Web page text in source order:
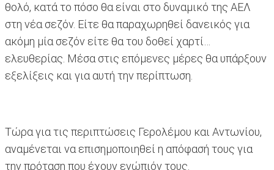
θολό, κατά το πόσο θα είναι στο δυναμικό της ΑΕΛ
στη νέα σεζόν. Είτε θα παραχωρηθεί δανεικός για
ακόμη μία σεζόν είτε θα του δοθεί χαρτί…
ελευθερίας. Μέσα στις επόμενες μέρες θα υπάρξουν
εξελίξεις και για αυτή την περίπτωση.
Τώρα για τις περιπτώσεις Γερολέμου και Αντωνίου,
αναμένεται να επισημοποιηθεί η απόφασή τους για
την πρόταση που έχουν ενώπιόν τους.